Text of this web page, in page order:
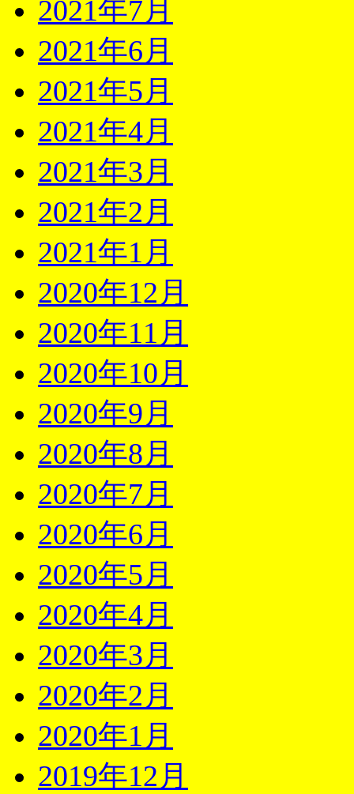
2021年7月
2021年6月
2021年5月
2021年4月
2021年3月
2021年2月
2021年1月
2020年12月
2020年11月
2020年10月
2020年9月
2020年8月
2020年7月
2020年6月
2020年5月
2020年4月
2020年3月
2020年2月
2020年1月
2019年12月